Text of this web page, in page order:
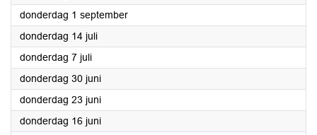
donderdag 1 september2022
donderdag 14 juli2022
donderdag 7 juli2022
donderdag 30 juni2022
donderdag 23 juni2022
donderdag 16 juni2022